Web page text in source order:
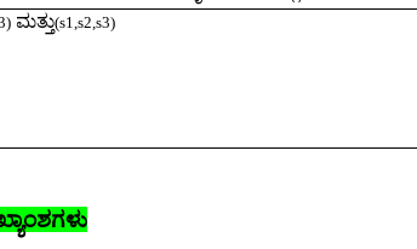
ಮತ್ತು(s1,s2,s3)